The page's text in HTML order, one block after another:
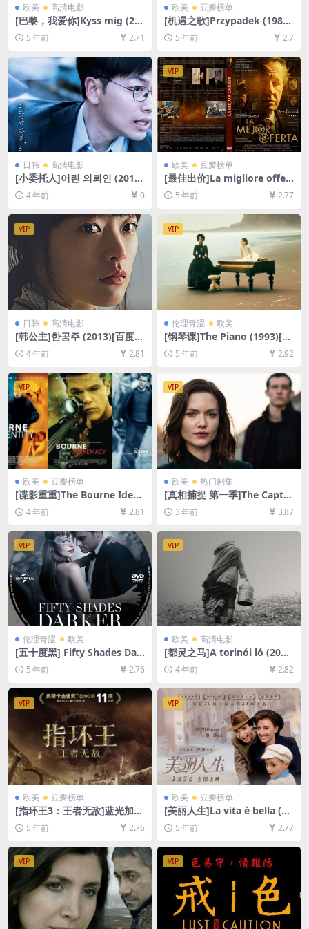
欧美 高清电影
[巴黎，我爱你]Kyss mig (20
11)[百度网盘+迅雷云盘资源1
080P超清未删减][MP4/6.7G
5 年前 2.71
欧美 豆瓣榜单
[机遇之歌]Przypadek (1987)
123min[百度网盘+迅雷云盘
资源1080P超清未删减][MP4/
5 年前 2.7
日韩 高清电影
[小委托人]어린 의뢰인 (2019)
[百度网盘+迅雷云盘资源1080
P超清未删减][MP4/3GB][韩
语中字]
4 年前 0
VIP
欧美 豆瓣榜单
[最佳出价]La migliore offert
a (2013)[百度网盘+夸克网盘
+迅雷云盘资源1080P超清未
删减][MP4/8.6GB][中英字幕]
5 年前 2.77
VIP
日韩 高清电影
[韩公主]한공주 (2013)[百度网
盘+迅雷云盘资源1080P超清
未删减][MP4/7.2GB][韩语中
字]
4 年前 2.81
VIP
伦理青涩 欧美
[钢琴课]The Piano (1993)[百
度网盘+迅雷云盘资源1080P
超清未删减][MP4/6.7GB][中
英字幕]【视频文件+防和谐压
缩包（含解压密码）】
5 年前 2.92
VIP
欧美 豆瓣榜单
[谍影重重]The Bourne Ident
ity (2002)[百度网盘+迅雷云
盘资源1080P超清未删减][MP
4 年前 2.81
VIP
欧美 热门剧集
[真相捕捉 第一季]The Captur
e Season 1 (2019)[百度网盘
+迅雷云盘+阿里云盘资源1080
英字幕]
3 年前 3.87
VIP
伦理青涩 欧美
[五十度黑] Fifty Shades Dar
ker (2017)131分钟(未分级版)
[百度网盘+迅雷云盘+夸克网
盘资源1080P][MP4/8GB][中
英字幕]【视频文件+防和谐压
缩包（含解压密码）】
5 年前 2.76
VIP
欧美 高清电影
[都灵之马]A torinói ló (201
1)[百度网盘+迅雷云盘资源10
80P超清未删减][MP4/7.3GB]
[中文字幕]
4 年前 2.82
VIP
欧美 豆瓣榜单
[指环王3：王者无敌]蓝光加长
版(2003)[百度网盘+迅雷云盘
资源1080P超清][MP4/17GB]
[中英字幕]
5 年前 2.76
VIP
欧美 豆瓣榜单
[美丽人生]La vita è bella (19
97)[百度网盘+迅雷云盘资源1
080P超清未删减][MP4/7.5G
B][原声中字]
5 年前 2.77
VIP VIP